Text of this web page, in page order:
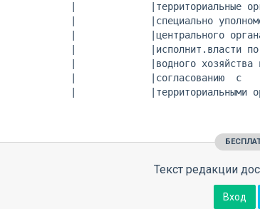
|             |территориальные
|             |специально
|             |центрального
|             |исполнит.власти по
|             |водного хозяйства
|             |согласованию  с
|             |территориальными
Текст редакции
Вход